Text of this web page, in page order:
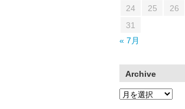
24
25 26
31
« 7月
Archive
Archive